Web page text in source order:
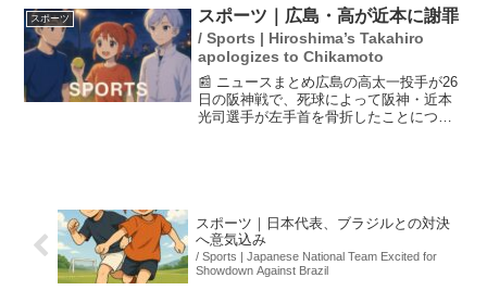
活躍を見せました。池山監督も彼のパフ
ォーマンスを称...
スポーツ スポーツ｜広島・高が近本に謝罪
/ Sports | Hiroshima’s Takahiro
apologizes to Chikamoto
📰 ニュースまとめ広島の高太一投手が26
日の阪神戦で、死球によって阪神・近本
光司選手が左手首を骨折したことについ
スポーツ｜日本代表、ブラジルとの対決
へ意気込み
/ Sports | Japanese National Team Excited for
Showdown Against Brazil